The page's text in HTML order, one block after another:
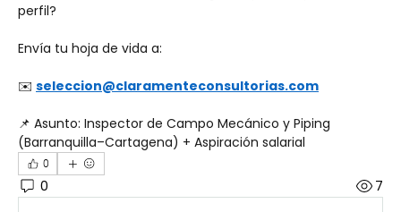
perfil?
Envía tu hoja de vida a:
✉️ seleccion@claramenteconsultorias.com
📌 Asunto: Inspector de Campo Mecánico y Piping
(Barranquilla–Cartagena) + Aspiración salarial
0
0 7